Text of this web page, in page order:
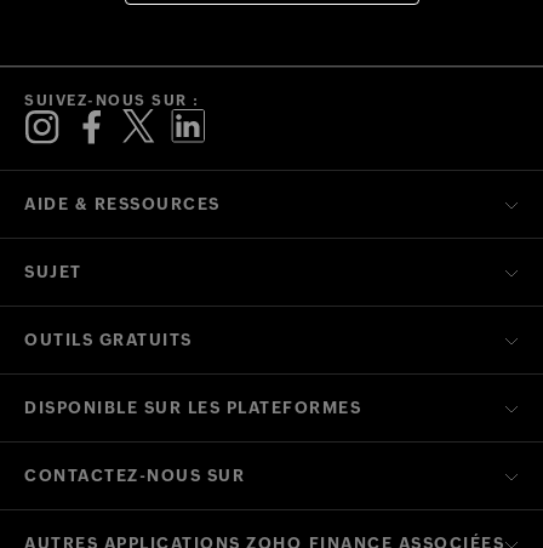
AIDE & RESSOURCES
SUJET
OUTILS GRATUITS
DISPONIBLE SUR LES PLATEFORMES
CONTACTEZ-NOUS SUR
SUIVEZ-NOUS SUR :
AUTRES APPLICATIONS ZOHO FINANCE ASSOCIÉES